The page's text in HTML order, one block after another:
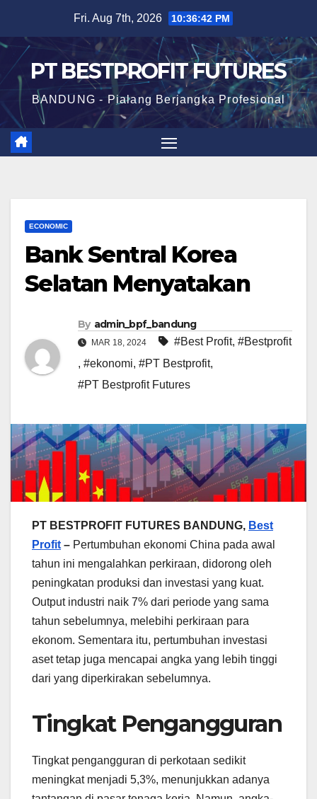
content
Fri. Aug 7th, 2026 10:36:43 PM
PT BESTPROFIT FUTURES
BANDUNG - Pialang Berjangka Profesional
ECONOMIC
Bank Sentral Korea
Selatan Menyatakan
By admin_bpf_bandung
MAR 18, 2024 #Best Profit, #Bestprofit
, #ekonomi, #PT Bestprofit,
#PT Bestprofit Futures
PT BESTPROFIT FUTURES BANDUNG, Best
Profit – Pertumbuhan ekonomi China pada awal
tahun ini mengalahkan perkiraan, didorong oleh
peningkatan produksi dan investasi yang kuat.
Output industri naik 7% dari periode yang sama
tahun sebelumnya, melebihi perkiraan para
ekonom. Sementara itu, pertumbuhan investasi
aset tetap juga mencapai angka yang lebih tinggi
dari yang diperkirakan sebelumnya.
Tingkat Pengangguran
Tingkat pengangguran di perkotaan sedikit
meningkat menjadi 5,3%, menunjukkan adanya